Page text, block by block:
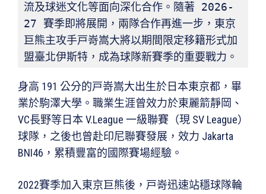
流及球迷文化等面向深化合作。隨著 2026-
27 賽季即將展開，兩隊合作再進一步，東京
巨熊主攻手戸嵜嵩大將以期間限定移籍形式加
盟臺北伊斯特，成為球隊新賽季的重要戰力。
身高 191 公分的戸嵜嵩大出生於日本東京都，畢
業於駒澤大學。職業生涯曾效力於東麗箭靜岡、
VC長野等日本 V.League 一級聯賽（現 SV League）
球隊，之後也曾赴印尼聯賽發展，效力 Jakarta
BNI46，累積豐富的國際賽場經驗。
2022賽季加入東京巨熊後，戸嵜迅速站穩球隊輪